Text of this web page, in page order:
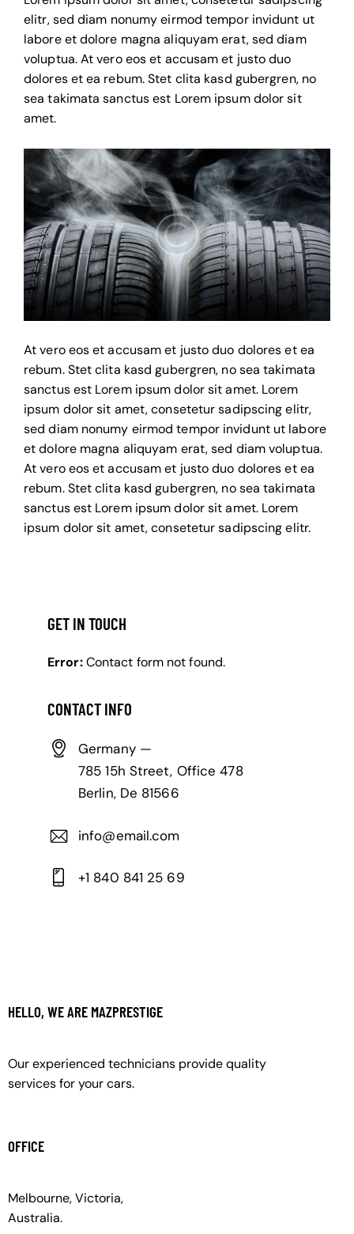
elitr, sed diam nonumy eirmod tempor invidunt ut
labore et dolore magna aliquyam erat, sed diam
voluptua. At vero eos et accusam et justo duo
dolores et ea rebum. Stet clita kasd gubergren, no
sea takimata sanctus est Lorem ipsum dolor sit
amet.
At vero eos et accusam et justo duo dolores et ea
rebum. Stet clita kasd gubergren, no sea takimata
sanctus est Lorem ipsum dolor sit amet. Lorem
ipsum dolor sit amet, consetetur sadipscing elitr,
sed diam nonumy eirmod tempor invidunt ut labore
et dolore magna aliquyam erat, sed diam voluptua.
At vero eos et accusam et justo duo dolores et ea
rebum. Stet clita kasd gubergren, no sea takimata
sanctus est Lorem ipsum dolor sit amet. Lorem
ipsum dolor sit amet, consetetur sadipscing elitr.
GET IN TOUCH
Error:Contact form not found.
CONTACT INFO
Germany —
785 15h Street, Office 478
Berlin, De 81566
info@email.com
+1 840 841 25 69
HELLO, WE ARE MAZPRESTIGE
Our experienced technicians provide quality
services for your cars.
OFFICE
Melbourne, Victoria,
Australia.